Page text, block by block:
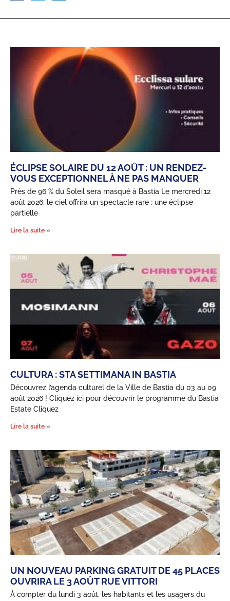
ÉCLIPSE SOLAIRE DU 12 AOÛT : UN RENDEZ-
VOUS EXCEPTIONNEL À NE PAS MANQUER
Près de 96 % du Soleil sera masqué à Bastia Le mercredi 12
août 2026, le ciel offrira un spectacle rare : une éclipse
partielle
Lire la suite »
CULTURA : STA SETTIMANA IN BASTIA
Découvrez l’agenda culturel de la Ville de Bastia du 03 au 09
août 2026 ! Cliquez ici pour découvrir le programme du Bastia
Estate Cliquez
Lire la suite »
UN NOUVEAU PARKING GRATUIT DE 45 PLACES
OUVRIRA LE 3 AOÛT RUE VITTORI
À compter du lundi 3 août, les habitants et les usagers du